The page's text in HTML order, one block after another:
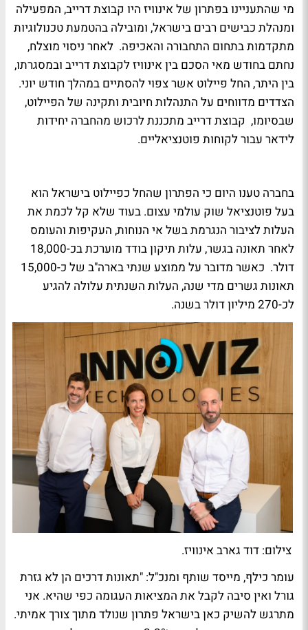
מי שהתעניינו בפתרון של אינוויז היו קבוצת דרייב, המפעילה
ומנהלת כבישים רבים בישראל, ומובילה בהטמעת טכנולוגיות
מתקדמות בתחום התחבורה והאכיפה. לאחר ניסוי מוצלח,
נחתם בחודש מאי הסכם בין אינוויז לקבוצת דרייב ובמסגרתו,
בין היתר, החל פיילוט אשר צפוי להסתיים במהלך חודש יוני.
הצדדים מדווחים על התנהלות חיובית ותקינה של הפיילוט,
שבסיומו, קבוצת דרייב מתכננת לרכוש מהחברה יחידות
לידאר עבור לקוחות פוטנציאליים.
בחברה טענו היום כי הפתרון שהחל כפיילוט בישראל הוא
בעל פוטנציאל שוק עולמי עצום. בעוד שלא קל לכמת את
העלות לציבור הנגרמת בשל אי הנוחות, העקיפות והעומס
לאחר תאונה בגשר, עלות תיקון בודד מוערכת בכ-18,000
דולר. כאשר מדובר על ממוצע שנתי בארה"ב של כ-15,000
תאונות גשרים מדי שנה, העלות השנתית עלולה להגיע
לכ-270 מיליון דולר בשנה.
צילום: דוד גארב אינוויז.
עומר כילף, מייסד שותף ומנכ"ל: "תאונות דרכים הן לא גזרת
גורל ואין סיבה לקבל את המציאות העגומה כפי שהיא. אני
מתרגש להשיק כאן בישראל פתרון שנולד מתוך צורך אמיתי.